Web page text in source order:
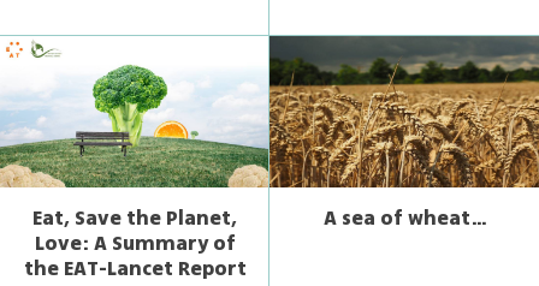
Eat, Save the Planet,
Love: A Summary of
the EAT-Lancet Report
A sea of wheat…